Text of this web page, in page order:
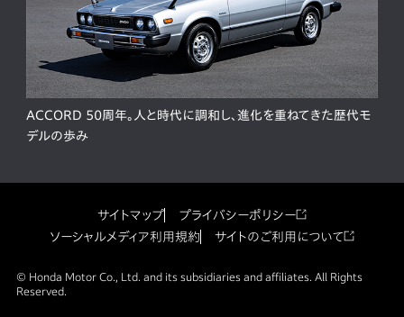
ACCORD 50周年。人と時代に調和し、進化を重ねてきた歴代モ
デルの歩み
サイトマップ
プライバシーポリシー
ソーシャルメディア利用規約
サイトのご利用について
© Honda Motor Co., Ltd. and its subsidiaries and affiliates. All Rights
Reserved.